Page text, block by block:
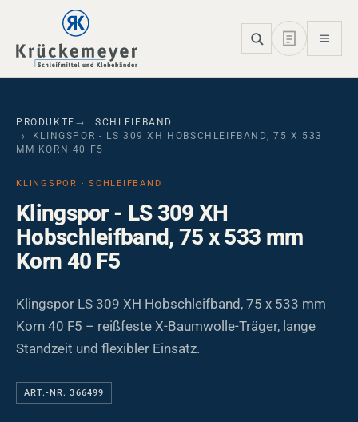
Skip to main navigation
Skip to main content
Skip to page footer
PRODUKTE
SCHLEIFBAND
KLINGSPOR - LS 309 XH HOBSCHLEIFBAND, 75 X 533
MM KORN 40 F5
KLINGSPOR · SCHLEIFBAND
Klingspor - LS 309 XH
Hobschleifband, 75 x 533 mm
Korn 40 F5
Klingspor LS 309 XH Hobschleifband, 75 x 533 mm
Korn 40 F5 – reißfeste X-Baumwolle-Träger, lange
Standzeit und flexibler Einsatz.
ART.-NR. 366499